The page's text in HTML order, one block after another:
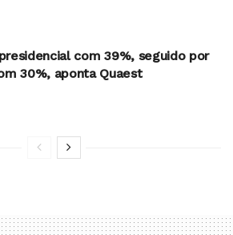
com 39%, seguido por
30%, aponta Quaest